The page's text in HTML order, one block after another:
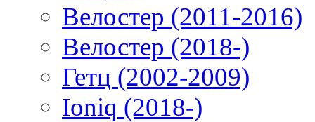
Велостер (2011-2016)
Велостер (2018-)
Гетц (2002-2009)
Ioniq (2018-)